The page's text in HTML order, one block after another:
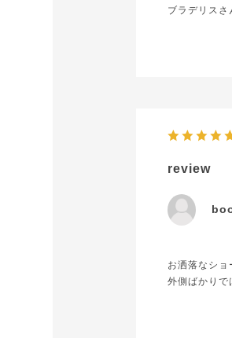
ブラデリスさ
review
お洒落なショ
外側ばかりで